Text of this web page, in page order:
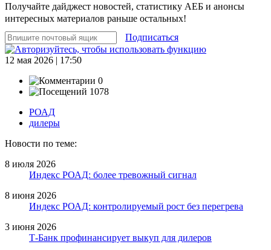
Получайте дайджест новостей, статистику АЕБ и анонсы
интересных материалов раньше остальных!
Подписаться
12 мая 2026 | 17:50
0
1078
РОАД
дилеры
Новости по теме:
8 июля 2026
Индекс РОАД: более тревожный сигнал
8 июня 2026
Индекс РОАД: контролируемый рост без перегрева
3 июня 2026
Т-Банк профинансирует выкуп для дилеров